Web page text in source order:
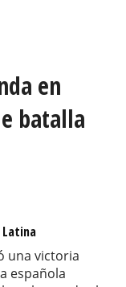
en
batalla
Latina
una victoria
española